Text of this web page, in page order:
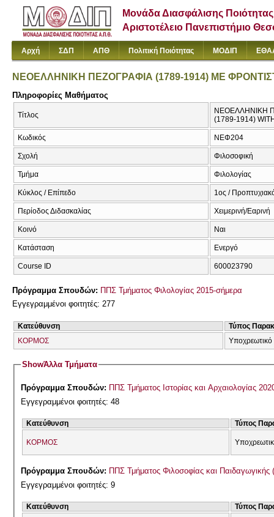
Μονάδα Διασφάλισης Ποιότητας
Αριστοτέλειο Πανεπιστήμιο
Αρχή ΣΔΠ ΑΠΘ Πολιτική Ποιότητας ΜΟΔΙΠ
ΝΕΟΕΛΛΗΝΙΚΗ ΠΕΖΟΓΡΑΦΙΑ (1789-1914) ΜΕ
Πληροφορίες Μαθήματος
Τίτλος
ΝΕΟΕΛΛΗΝΙΚΗ
(1789-1914)
Κωδικός ΝΕΦ204
Σχολή Φιλοσοφική
Τμήμα Φιλολογίας
Κύκλος / Επίπεδο 1ος /
Περίοδος Διδασκαλίας Χειμερινή/Εαρινή
Κοινό Ναι
Κατάσταση Ενεργό
Course ID 600023790
Πρόγραμμα Σπουδών: ΠΠΣ Τμήματος Φιλολογίας 2015-σήμερα
Εγγεγραμμένοι φοιτητές: 277
Κατεύθυνση
Τύπος
ΚΟΡΜΟΣ
Υποχρεωτικό
ShowΆλλα Τμήματα
Πρόγραμμα Σπουδών: ΠΠΣ Τμήματος Ιστορίας και Αρχαιολογίας
Εγγεγραμμένοι φοιτητές: 48
Κατεύθυνση Τύπος
ΚΟΡΜΟΣ
Πρόγραμμα Σπουδών: ΠΠΣ Τμήματος Φιλοσοφίας και Παιδαγωγικής
Εγγεγραμμένοι φοιτητές: 9
Κατεύθυνση Τύπος